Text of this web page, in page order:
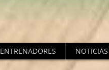
ENTRENADORES NOTICIAS